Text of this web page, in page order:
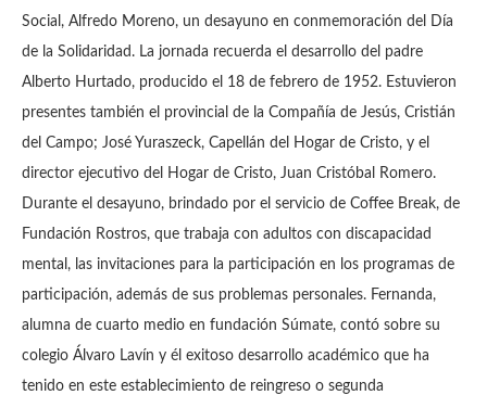
Social, Alfredo Moreno, un desayuno en conmemoración del Día
de la Solidaridad. La jornada recuerda el desarrollo del padre
Alberto Hurtado, producido el 18 de febrero de 1952. Estuvieron
presentes también el provincial de la Compañía de Jesús, Cristián
del Campo; José Yuraszeck, Capellán del Hogar de Cristo, y el
director ejecutivo del Hogar de Cristo, Juan Cristóbal Romero.
Durante el desayuno, brindado por el servicio de Coffee Break, de
Fundación Rostros, que trabaja con adultos con discapacidad
mental, las invitaciones para la participación en los programas de
participación, además de sus problemas personales. Fernanda,
alumna de cuarto medio en fundación Súmate, contó sobre su
colegio Álvaro Lavín y él exitoso desarrollo académico que ha
tenido en este establecimiento de reingreso o segunda